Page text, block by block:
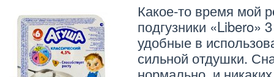
Какое-то время мой
подгузники «Libero»
удобные в
сильной отдушки.